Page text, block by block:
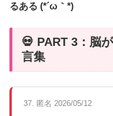
るある (*´ω｀*)
💀 PART 3：脳
言集
37. 匿名 2026/05/12